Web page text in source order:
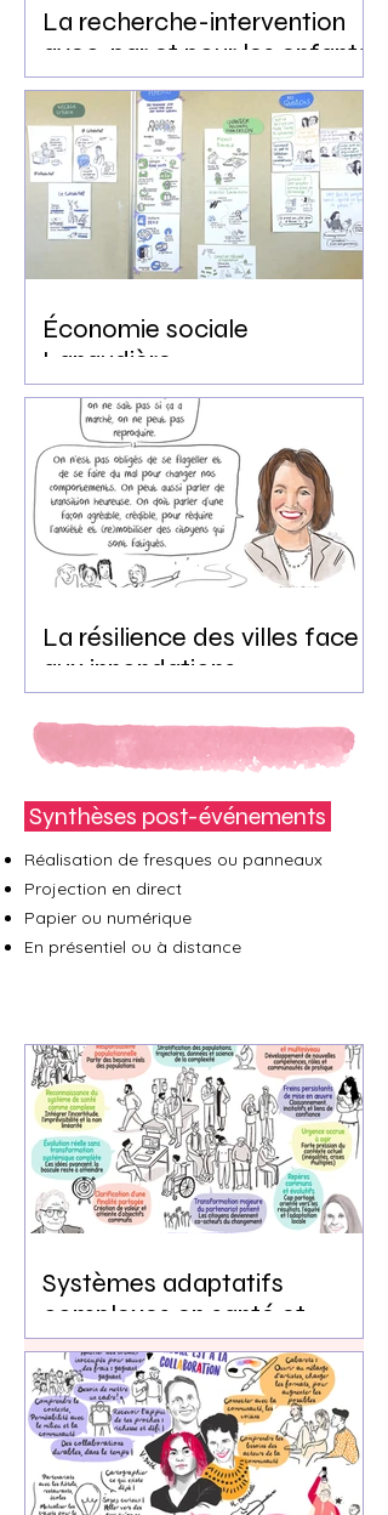
La recherche-intervention
avec, par et pour les enfants
et les jeunes
Économie sociale
Lanaudière
La résilience des villes face
aux innondations
Synthèses post-événements
Réalisation de fresques ou panneaux
Projection en direct
Papier ou numérique
En présentiel ou à distance
Systèmes adaptatifs
complexes en santé et
services sociaux
:comprendre, réfléchir,
coconstruire